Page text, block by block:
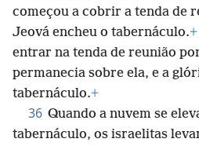
começou a cobrir a tenda de
Jeová encheu o tabernáculo.+
entrar na tenda de reunião
permanecia sobre ela, e a
tabernáculo.+
36 Quando a nuvem se
tabernáculo, os israelitas